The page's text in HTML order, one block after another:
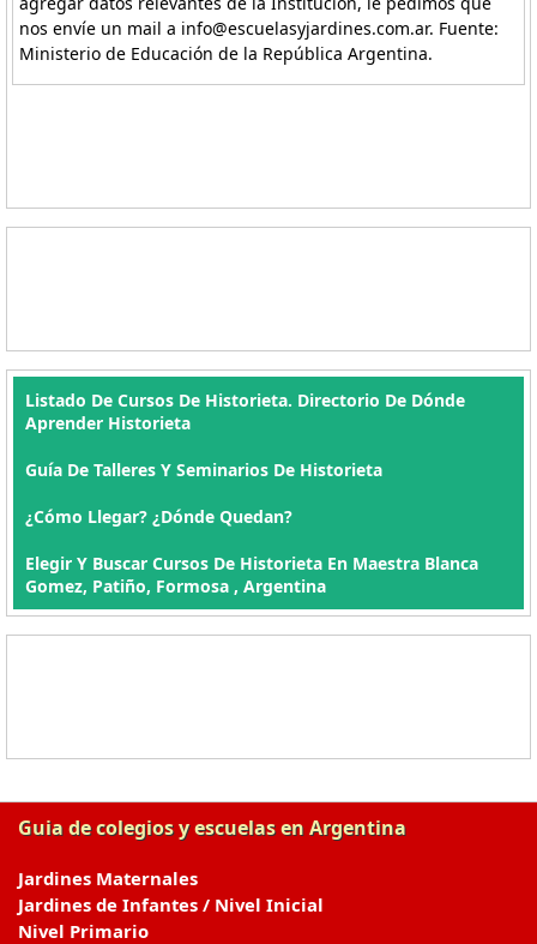
nos envíe un mail a info@escuelasyjardines.com.ar. Fuente:
Ministerio de Educación de la República Argentina.
Listado De Cursos De Historieta. Directorio De Dónde
Aprender Historieta
Guía De Talleres Y Seminarios De Historieta
¿Cómo Llegar? ¿Dónde Quedan?
Elegir Y Buscar Cursos De Historieta En Maestra Blanca
Gomez, Patiño, Formosa , Argentina
Guia de colegios y escuelas en Argentina
Jardines Maternales
Jardines de Infantes / Nivel Inicial
Nivel Primario